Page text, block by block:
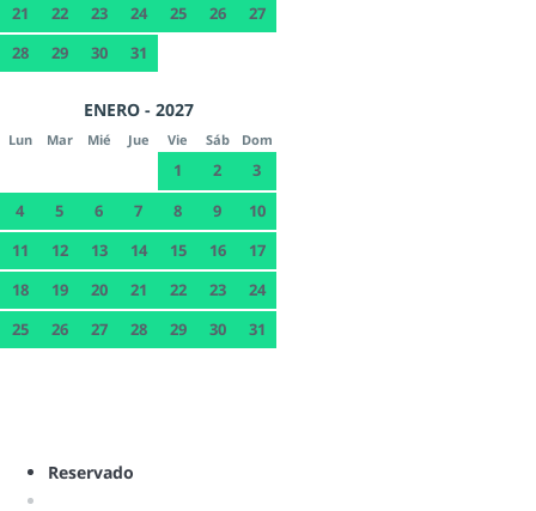
21
22 23 24 25 26
27
28
29 30 31
ENERO - 2027
Lun Mar Mié Jue Vie Sáb Dom
1 2
3
4
5 6 7 8 9
10
11
12 13 14 15 16
17
18
19 20 21 22 23
24
25
26 27 28 29 30 31
Reservado